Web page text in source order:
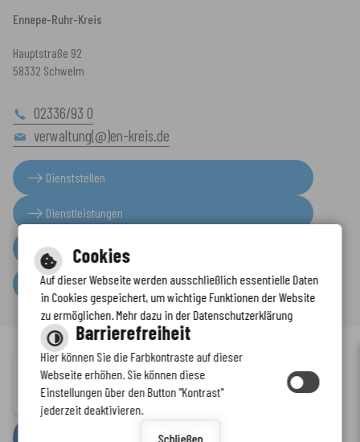
Ennepe-Ruhr-Kreis
Hauptstraße 92
58332 Schwelm
02336/93 0
verwaltung(@)en-kreis.de
Dienststellen
Dienstleistungen
Presseinformationen
Serviceportal
Inhalt-Impressum-Datenschutzerklärung Kontaktformular -
Barrierefreiheit
bycm citymedia GmbH
Immer auf dem neuesten Stand
www.enkreis.de möchte Ihnen Benachrichtigungen senden
Cookies
Auf dieser Webseite werden ausschließlich essentielle Daten
in Cookies gespeichert, um wichtige Funktionen der Website
zu ermöglichen. Mehr dazu in der Datenschutzerklärung
Barrierefreiheit
Hier können Sie die Farbkontraste auf dieser
Webseite erhöhen. Sie können diese
Einstellungen über den Button "Kontrast"
jederzeit deaktivieren.
Schließen